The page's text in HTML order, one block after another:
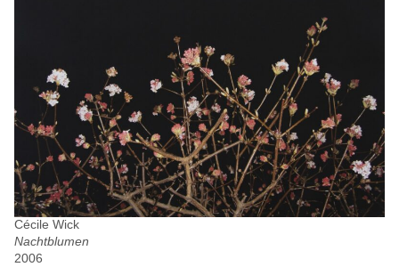
Cécile Wick
Nachtblumen
2006